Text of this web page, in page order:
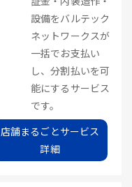
設備をバルテック
ネットワークスが
一括でお支払い
し、分割払いを可
能にするサービス
です。
店舗まるごとサービス
詳細